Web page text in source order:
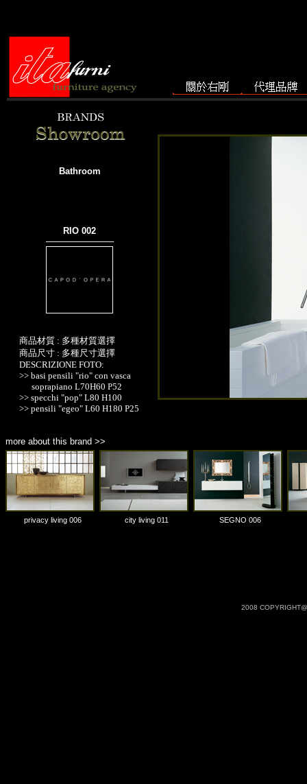
Bathroom
RIO 002
───────────
商品材質 : 多種材質選擇
商品尺寸 : 多種尺寸選擇
DESCRIZIONE FOTO:
>> basi pensili "rio" con vasca
soprapiano L70H60 P52
>> specchi "pop" L80 H100
>> pensili "egeo" L60 H180 P25
more about this brand >>
privacy living 006 city living 011 SEGNO 006
2008